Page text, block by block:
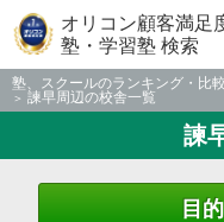
オリコン顧客満足
塾・学習塾 検索
塾、スクールのランキング・比較
諫早周辺の校舎一覧
諫
目